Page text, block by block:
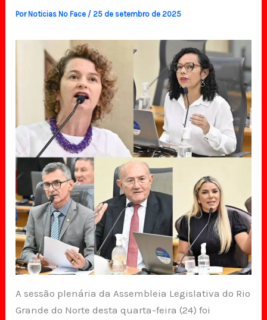
PorNoticias No Face /25 de setembro de 2025
A sessão plenária da Assembleia Legislativa do Rio
Grande do Norte desta quarta-feira (24) foi